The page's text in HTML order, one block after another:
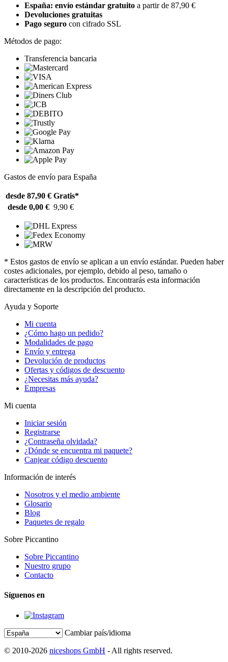
España: envío estándar gratuito a partir de 87,90 €
Devoluciones gratuitas
Pago seguro con cifrado SSL
Métodos de pago:
Transferencia bancaria
Gastos de envío para España
desde 87,90 € Gratis*
desde 0,00 € 9,90 €
* Estos gastos de envío se aplican a un envío estándar. Pueden haber
costes adicionales, por ejemplo, debido al peso, tamaño o
características de los productos. Encontrarás esta información
directamente en la descripción del producto.
Ayuda y Soporte
Mi cuenta
¿Cómo hago un pedido?
Modalidades de pago
Envío y entrega
Devolución de productos
Ofertas y códigos de descuento
¿Necesitas más ayuda?
Empresas
Mi cuenta
Iniciar sesión
Registrarse
¿Contraseña olvidada?
¿Dónde se encuentra mi paquete?
Canjear código descuento
Información de interés
Nosotros y el medio ambiente
Glosario
Blog
Paquetes de regalo
Sobre Piccantino
Sobre Piccantino
Nuestro grupo
Contacto
Síguenos en
Cambiar país/idioma
© 2010-2026 niceshops GmbH - All rights reserved.